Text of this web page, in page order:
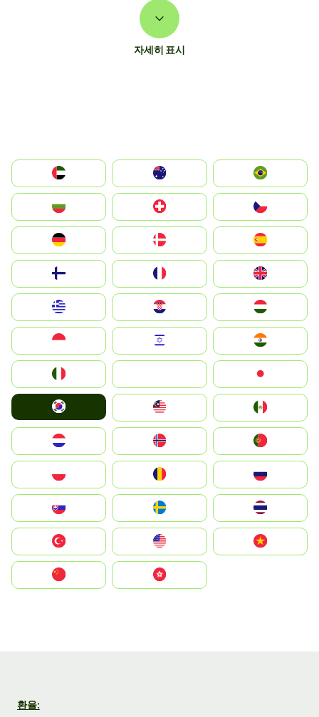
자세히 표시
الإمارات العربية المتحدة
Switzerland
Deutschland
United Kingdom
Magyarország
South Korea
United States
中國香港特別行政區
환율: